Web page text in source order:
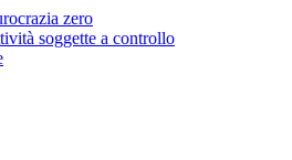
zero
soggette a controllo